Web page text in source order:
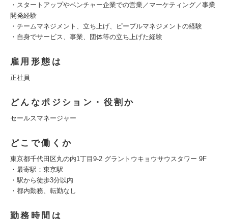
・スタートアップやベンチャー企業での営業／マーケティング／事業
開発経験
・チームマネジメント、立ち上げ、ピープルマネジメントの経験
・自身でサービス、事業、団体等の立ち上げた経験
雇用形態は
正社員
どんなポジション・役割か
セールスマネージャー
どこで働くか
東京都千代田区丸の内1丁目9-2 グラントウキョウサウスタワー 9F
・最寄駅：東京駅
・駅から徒歩3分以内
・都内勤務、転勤なし
勤務時間は